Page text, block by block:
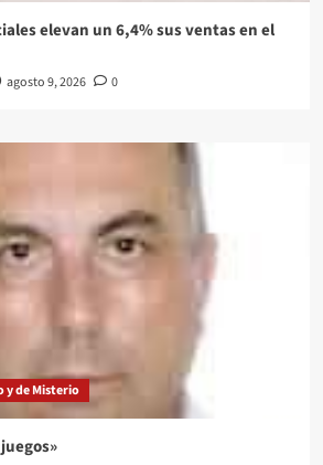
elevan un 6,4% sus ventas en el
agosto 9, 2026 0
y de Misterio